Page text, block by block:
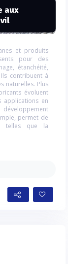
aux
et produits
pour des
étanchéité,
contribuent à
naturelles. Plus
évoluent
applications en
développement
permet de
telles que la